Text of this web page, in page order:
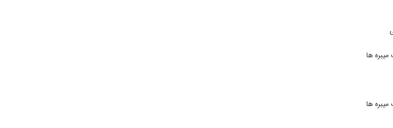
ها
ها